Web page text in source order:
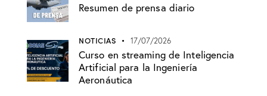
Resumen de prensa diario
NOTICIAS 17/07/2026
Curso en streaming de Inteligencia
Artificial para la Ingeniería
Aeronáutica